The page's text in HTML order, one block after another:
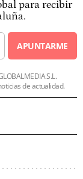
para recibir
APUNTARME
S.L.
de actualidad.